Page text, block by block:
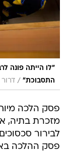
"לו הייתה פונה
התסבוכת" / דרור
פסק הלכה
מזכרת בתיה,
לבירור
פסק ההלכה